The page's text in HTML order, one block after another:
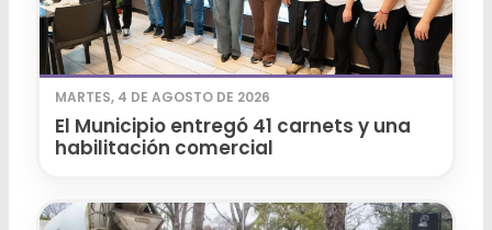
MARTES, 4 DE AGOSTO DE 2026
El Municipio entregó 41 carnets y una
habilitación comercial